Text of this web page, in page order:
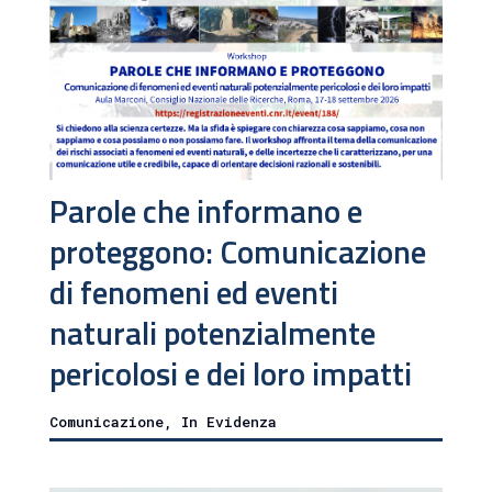
Parole che informano e
proteggono: Comunicazione
di fenomeni ed eventi
naturali potenzialmente
pericolosi e dei loro impatti
Comunicazione, In Evidenza